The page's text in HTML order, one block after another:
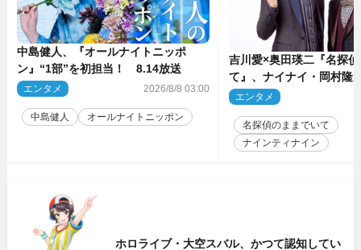
中島健人、『オールナイトニッポ
ン』“1部”を初担当！ 8.14放送
エンタメ 2026/8/8 03:00
中島健人 オールナイトニッポン
吉川愛×奥田瑛二『名探
て』、ナイナイ・岡村隆
のゲスト出演が決定！
エンタメ
名探偵のままでいて
ナインティナイン
ホロライブ・大空スバル、かつて認知してい